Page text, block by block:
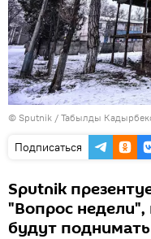
© Sputnik / Табылды
Подписаться
Sputnik
"Вопрос
будут